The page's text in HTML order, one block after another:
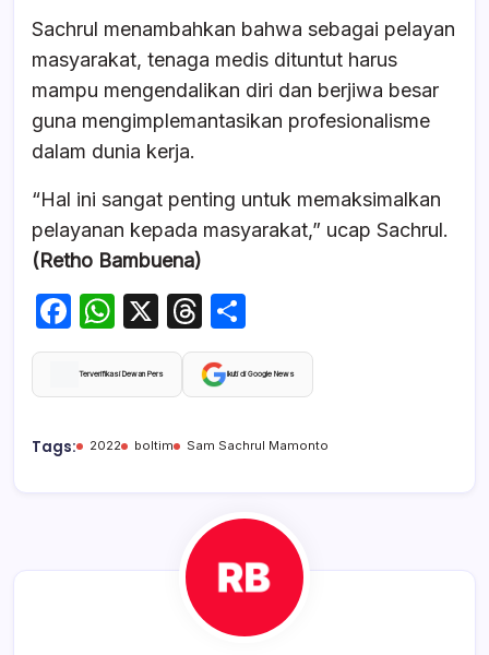
Sachrul menambahkan bahwa sebagai pelayan
masyarakat, tenaga medis dituntut harus
mampu mengendalikan diri dan berjiwa besar
guna mengimplemantasikan profesionalisme
dalam dunia kerja.
“Hal ini sangat penting untuk memaksimalkan
pelayanan kepada masyarakat,” ucap Sachrul.
(Retho Bambuena)
F
a
c
b
W
h
at
A
X
T
hr
e
d
h
ar
Terverifikasi Dewan Pers Ikuti di Google News
Tags: 2022 boltim Sam Sachrul Mamonto